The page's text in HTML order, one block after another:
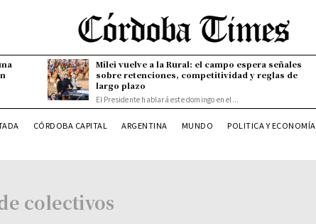
Milei vuelve a la Rural: el campo espera señales
sobre retenciones, competitividad y reglas de
largo plazo
El Presidente hablará este domingo en el...
CÓRDOBA CAPITAL ARGENTINA MUNDO POLITICA Y ECONOMÍA
colectivos